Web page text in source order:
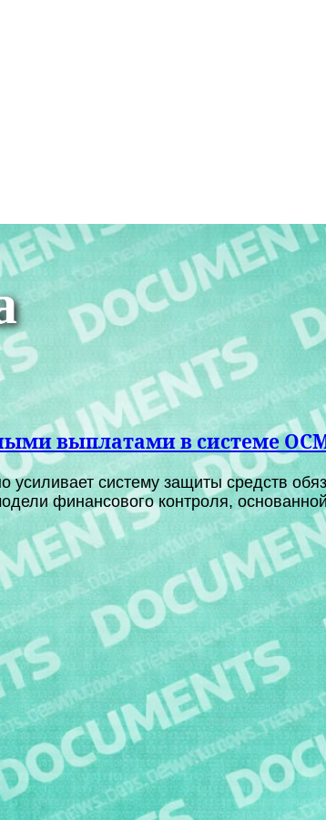
выплатами в системе
систему защиты средств
финансового контроля,